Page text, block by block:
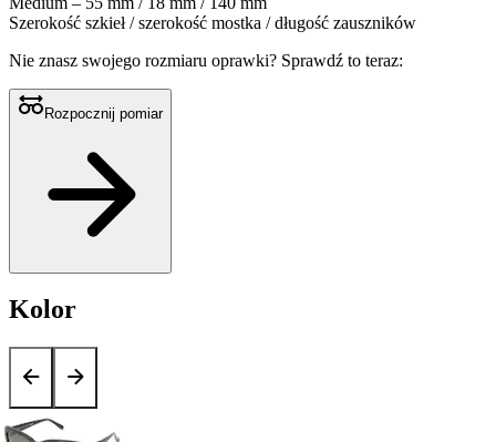
Szerokość szkieł / szerokość mostka / długość zauszników
Nie znasz swojego rozmiaru oprawki? Sprawdź to teraz:
Rozpocznij pomiar
Kolor